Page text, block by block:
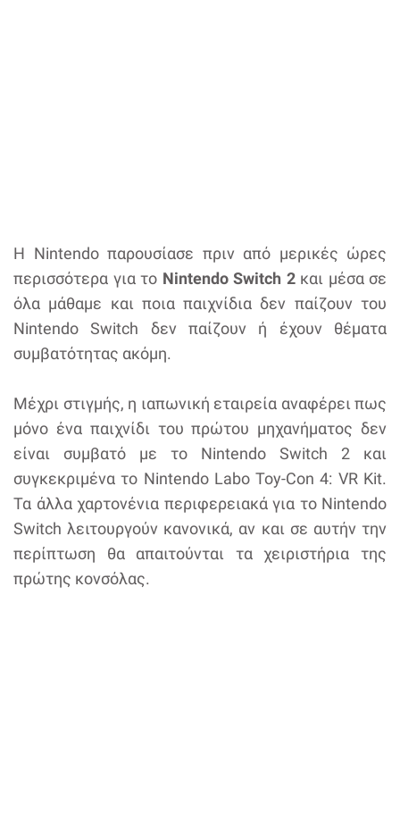
Η Nintendo παρουσίασε πριν από μερικές ώρες
περισσότερα για το Nintendo Switch 2και μέσα σε
όλα μάθαμε και ποια παιχνίδια δεν παίζουν του
Nintendo Switch δεν παίζουν ή έχουν θέματα
συμβατότητας ακόμη.
Μέχρι στιγμής, η ιαπωνική εταιρεία αναφέρει πως
μόνο ένα παιχνίδι του πρώτου μηχανήματος δεν
είναι συμβατό με το Nintendo Switch 2 και
συγκεκριμένα το Nintendo Labo Toy-Con 4: VR Kit.
Τα άλλα χαρτονένια περιφερειακά για το Nintendo
Switch λειτουργούν κανονικά, αν και σε αυτήν την
περίπτωση θα απαιτούνται τα χειριστήρια της
πρώτης κονσόλας.